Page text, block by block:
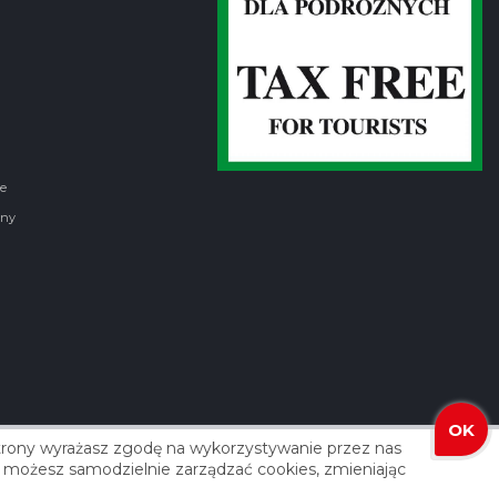
Agencja Reklamowa ROXART
wyrażasz zgodę na wykorzystywanie przez nas
samodzielnie zarządzać cookies, zmieniając
OK